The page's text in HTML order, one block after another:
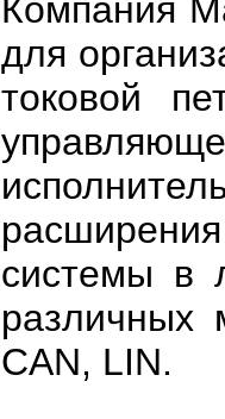
Компания
для
токовой
системы в
различных
CAN, LIN.